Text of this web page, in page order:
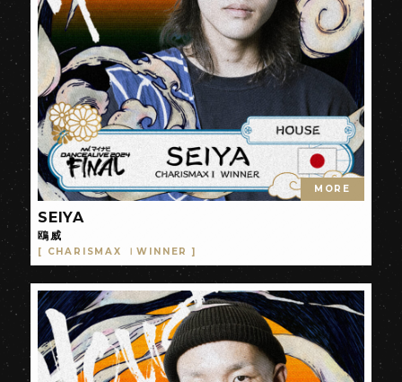
MORE
SEIYA
鴎威
[ CHARISMAX ⅠWINNER ]